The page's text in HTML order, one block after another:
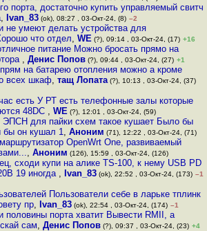
порта, достаточно купить управляемый свитч
, Ivan_83(ok), 08:27 , 03-Окт-24, (8) –2
не умеют делать устройства для
что отдел, WE (?), 09:14 , 03-Окт-24, (17) +16
питание Можно бросать прямо на
,Денис Попов (?), 09:44 , 03-Окт-24, (27) +1
на батарею отопления можно а кроме
всех шкаф, тащ Лопата(?), 10:13 , 03-Окт-24, (37)
есть У РТ есть телефонные залы которые
48DC , WE (?), 12:01 , 03-Окт-24, (59)
ЭПСН для пайки схем такое кушает Было бы
бы он кушал 1, Аноним (71), 12:22 , 03-Окт-24, (71)
OpenWrt One, развиваемый
, Аноним (126), 15:59 , 03-Окт-24, (126)
сходи купи на алике TS-100, к нему USB PD
19 иногда , Ivan_83(ok), 22:52 , 03-Окт-24, (173) –1
Пользователи себе в ларьке тплинк
пр, Ivan_83 (ok), 22:54 , 03-Окт-24, (174) –1
половины порта хватит Вывести RMII, а
сам, Денис Попов(?), 09:37 , 03-Окт-24, (23) +4